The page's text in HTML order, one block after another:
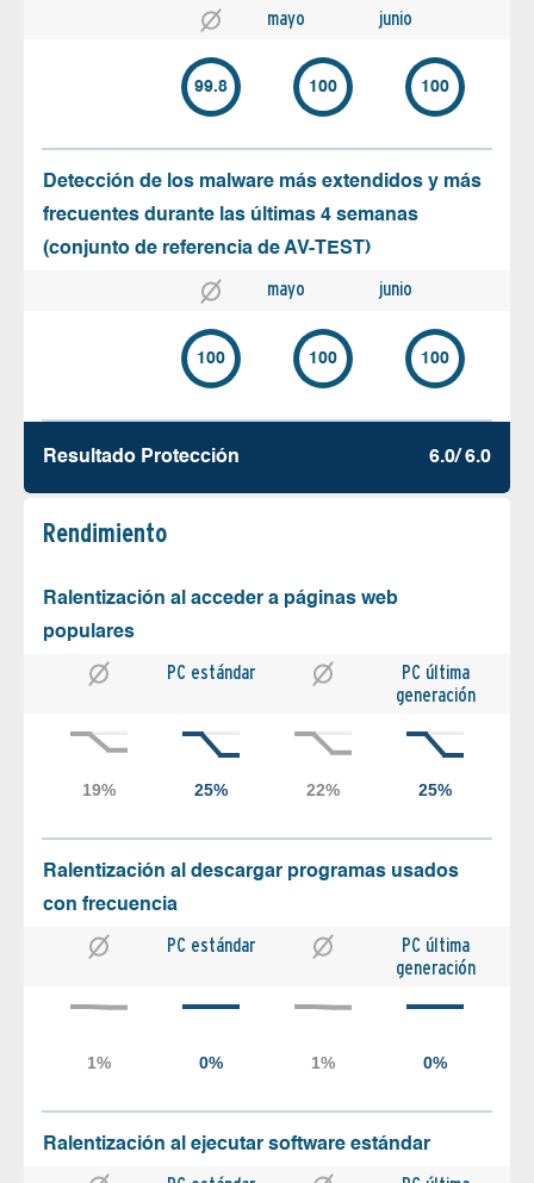
mayo junio
99.8 100 100
Detección de los malware más extendidos y más
frecuentes durante las últimas 4 semanas
(conjunto de referencia de AV-TEST)
mayo junio
100 100 100
Resultado Protección 6.0/ 6.0
Rendimiento
Ralentización al acceder a páginas web
populares
PC estándar
PC última
generación
Ralentización al descargar programas usados
con frecuencia
PC estándar
PC última
generación
Ralentización al ejecutar software estándar